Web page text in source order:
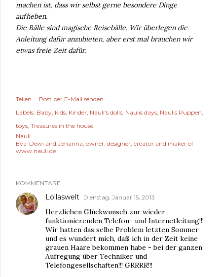
machen ist, dass wir selbst gerne besondere Dinge
aufheben.
Die Bälle sind magische Reisebälle. Wir überlegen die
Anleitung dafür anzubieten, aber erst mal brauchen wir
etwas freie Zeit dafür.
Teilen
Post per E-Mail senden
Labels: Baby kids Kinder Nauli's dolls Naulis days Naulis Puppen
toys Treasures in the house
Nauli
Eva-Dewi and Johanna, owner, designer, creator and maker of
www.nauli.de
KOMMENTARE
Lollaswelt Dienstag, Januar 15, 2013
Herzlichen Glückwunsch zur wieder
funktionierenden Telefon- und Internetleitung!!!
Wir hatten das selbe Problem letzten Sommer
und es wundert mich, daß ich in der Zeit keine
grauen Haare bekommen habe - bei der ganzen
Aufregung über Techniker und
Telefongesellschaften!!! GRRRR!!!